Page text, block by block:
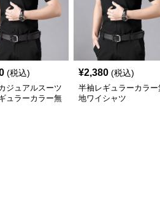
(税込)
ジュアルスーツ
ュラーカラー無
¥2,380 (税込)
半袖レギュラーカラー
地ワイシャツ